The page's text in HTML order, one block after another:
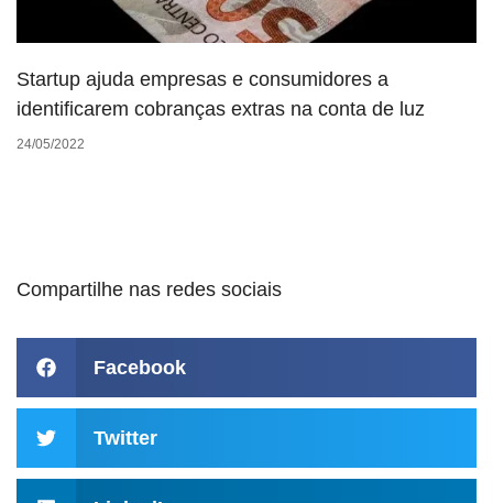
Startup ajuda empresas e consumidores a
identificarem cobranças extras na conta de luz
24/05/2022
Compartilhe nas redes sociais
Facebook
Twitter